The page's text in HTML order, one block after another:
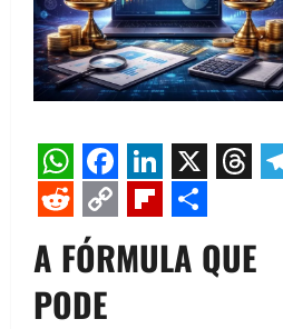
WhatsApp
Facebook
LinkedIn
X
Reddit
Copy
Link
Flipboard
Share
A FÓRMULA QUE
PODE